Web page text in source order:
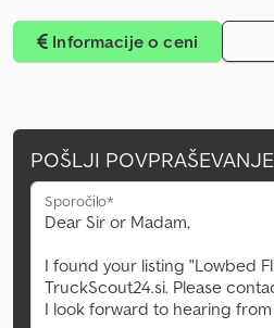
Informacije o ceni
POŠLJI POVPRAŠEVANJE
Sporočilo*